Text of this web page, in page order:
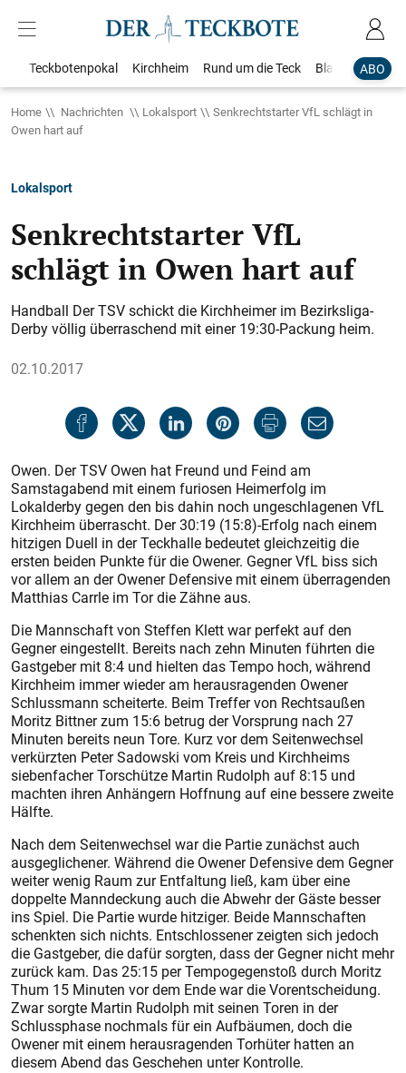
ABO
Teckbotenpokal Kirchheim Rund um die Teck Blaulicht
Home Nachrichten Lokalsport
Senkrechtstarter VfL schlägt in
Owen hart auf
Lokalsport
Senkrechtstarter VfL
schlägt in Owen hart auf
Handball Der TSV schickt die Kirchheimer im Bezirksliga-
Derby völlig überraschend mit einer 19:30-Packung heim.
02.10.2017
Owen. Der TSV Owen hat Freund und Feind am
Samstagabend mit einem furiosen Heimerfolg im
Lokalderby gegen den bis dahin noch ungeschlagenen VfL
Kirchheim überrascht. Der 30:19 (15:8)-Erfolg nach einem
hitzigen Duell in der Teckhalle bedeutet gleichzeitig die
ersten beiden Punkte für die Owener. Gegner VfL biss sich
vor allem an der Owener Defensive mit einem überragenden
Matthias Carrle im Tor die Zähne aus.
Die Mannschaft von Steffen Klett war perfekt auf den
Gegner eingestellt. Bereits nach zehn Minuten führten die
Gastgeber mit 8:4 und hielten das Tempo hoch, während
Kirchheim immer wieder am herausragenden Owener
Schlussmann scheiterte. Beim Treffer von Rechtsaußen
Moritz Bittner zum 15:6 betrug der Vorsprung nach 27
Minuten bereits neun Tore. Kurz vor dem Seitenwechsel
verkürzten Peter Sadowski vom Kreis und Kirchheims
siebenfacher Torschütze Martin Rudolph auf 8:15 und
machten ihren Anhängern Hoffnung auf eine bessere zweite
Hälfte.
Nach dem Seitenwechsel war die Partie zunächst auch
ausgeglichener. Während die Owener Defensive dem Gegner
weiter wenig Raum zur Entfaltung ließ, kam über eine
doppelte Manndeckung auch die Abwehr der Gäste besser
ins Spiel. Die Partie wurde hitziger. Beide Mannschaften
schenkten sich nichts. Entschlossener zeigten sich jedoch
die Gastgeber, die dafür sorgten, dass der Gegner nicht mehr
zurück kam. Das 25:15 per Tempogegenstoß durch Moritz
Thum 15 Minuten vor dem Ende war die Vorentscheidung.
Zwar sorgte Martin Rudolph mit seinen Toren in der
Schlussphase nochmals für ein Aufbäumen, doch die
Owener mit einem herausragenden Torhüter hatten an
diesem Abend das Geschehen unter Kontrolle.